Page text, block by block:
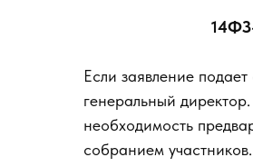
Если заявление
генеральный
необходимость
собранием участников.